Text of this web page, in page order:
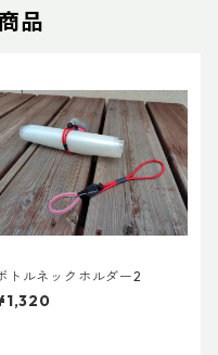
品
トルネックホルダー2